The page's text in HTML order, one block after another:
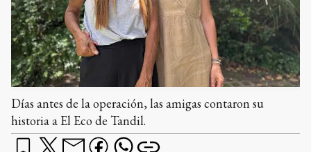
Días antes de la operación, las amigas contaron su
historia a El Eco de Tandil.